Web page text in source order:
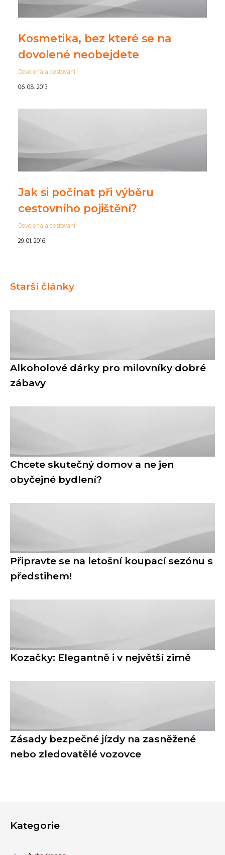
Kosmetika, bez které se na
dovolené neobejdete
Dovolená a cestování
06. 08. 2013
Jak si počínat při výběru
cestovního pojištění?
Dovolená a cestování
29. 01. 2016
Starší články
Alkoholové dárky pro milovníky dobré
zábavy
Chcete skutečný domov a ne jen
obyčejné bydlení?
Připravte se na letošní koupací sezónu s
předstihem!
Kozačky: Elegantně i v největší zimě
Zásady bezpečné jízdy na zasněžené
nebo zledovatělé vozovce
Kategorie